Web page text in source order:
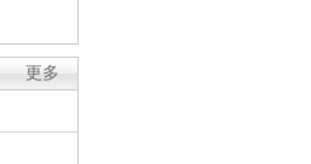
更多